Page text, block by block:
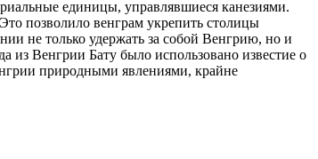
единицы, управлявшиеся канезиями.
позволило венграм укрепить столицы
не только удержать за собой Венгрию, но и
из Венгрии Бату было использовано известие о
природными явлениями, крайне